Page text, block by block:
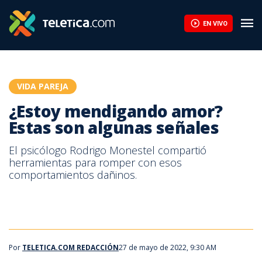
EN VIVO
VIDA PAREJA
¿Estoy mendigando amor?
Estas son algunas señales
El psicólogo Rodrigo Monestel compartió
herramientas para romper con esos
comportamientos dañinos.
Por TELETICA.COM REDACCIÓN27 de mayo de 2022, 9:30 AM